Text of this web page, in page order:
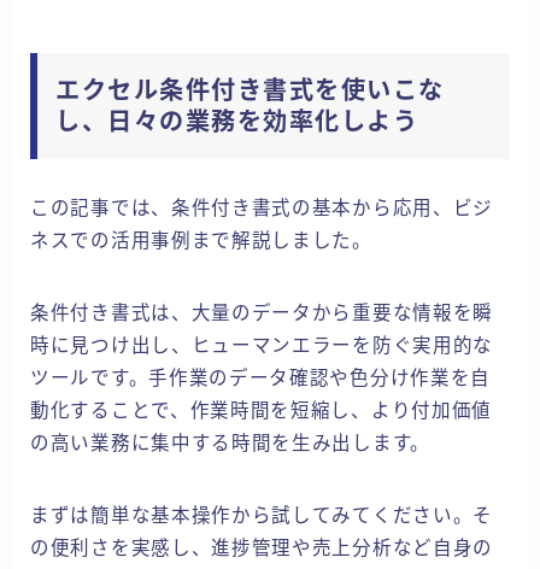
エクセル条件付き書式を使いこな
し、日々の業務を効率化しよう
この記事では、条件付き書式の基本から応用、ビジ
ネスでの活用事例まで解説しました。
条件付き書式は、大量のデータから重要な情報を瞬
時に見つけ出し、ヒューマンエラーを防ぐ実用的な
ツールです。手作業のデータ確認や色分け作業を自
動化することで、作業時間を短縮し、より付加価値
の高い業務に集中する時間を生み出します。
まずは簡単な基本操作から試してみてください。そ
の便利さを実感し、進捗管理や売上分析など自身の